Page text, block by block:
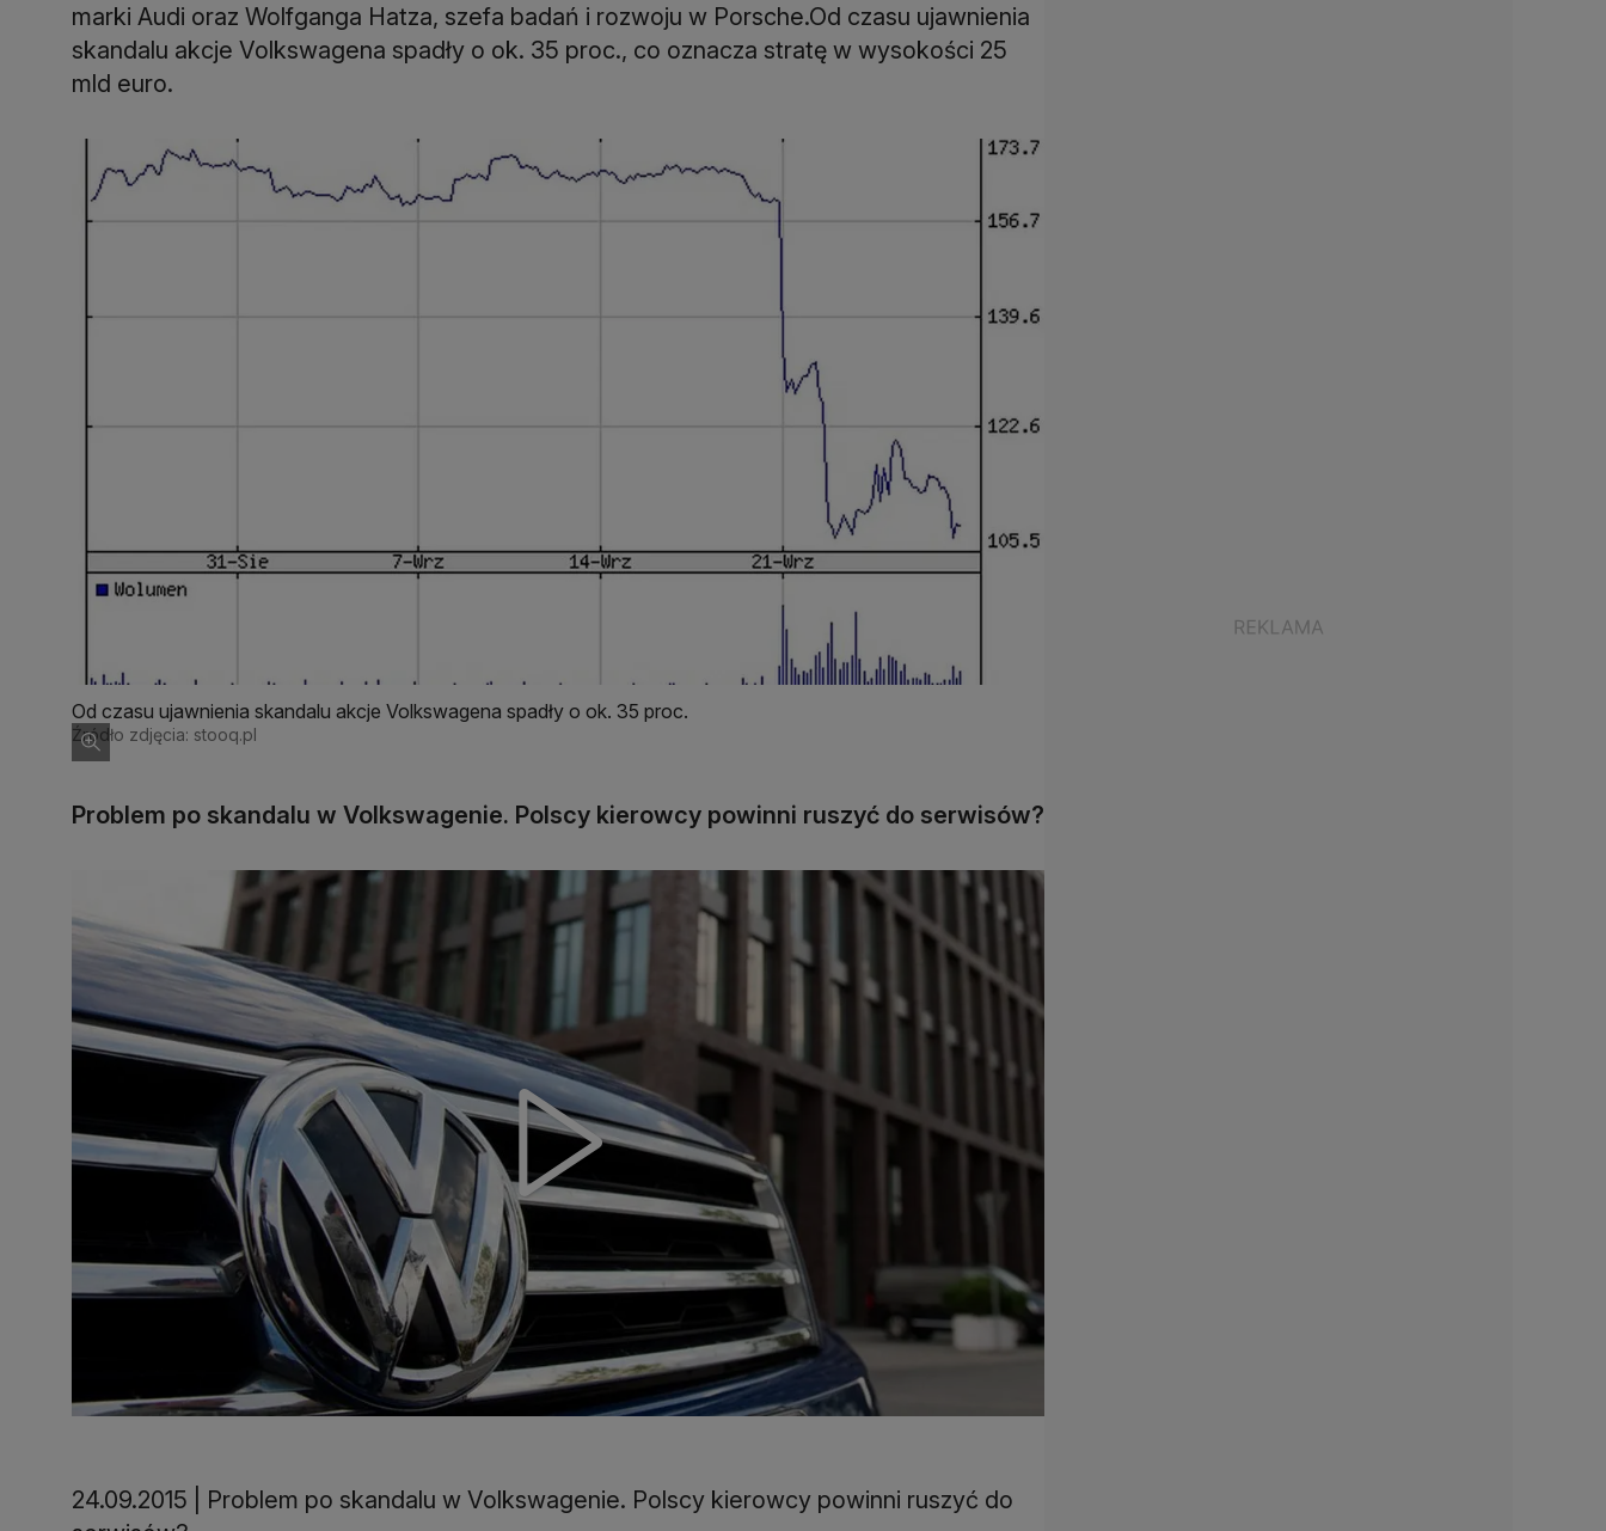
marki Audi oraz Wolfganga Hatza, szefa badań i rozwoju w Porsche.Od czasu ujawnienia
skandalu akcje Volkswagena spadły o ok. 35 proc., co oznacza stratę w wysokości 25
mld euro.
Od czasu ujawnienia skandalu akcje Volkswagena spadły o ok. 35 proc.
Źródło zdjęcia: stooq.pl
Problem po skandalu w Volkswagenie. Polscy kierowcy powinni ruszyć do serwisów?
24.09.2015 | Problem po skandalu w Volkswagenie. Polscy kierowcy powinni ruszyć do